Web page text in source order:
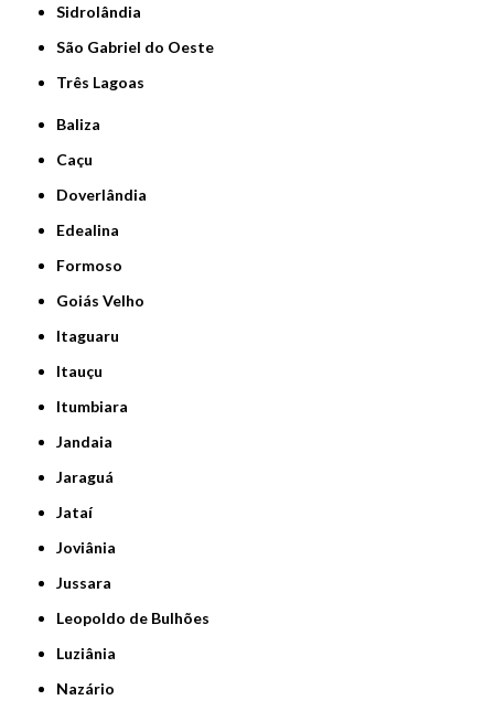
Sidrolândia
São Gabriel do Oeste
Três Lagoas
Baliza
Caçu
Doverlândia
Edealina
Formoso
Goiás Velho
Itaguaru
Itauçu
Itumbiara
Jandaia
Jaraguá
Jataí
Joviânia
Jussara
Leopoldo de Bulhões
Luziânia
Nazário